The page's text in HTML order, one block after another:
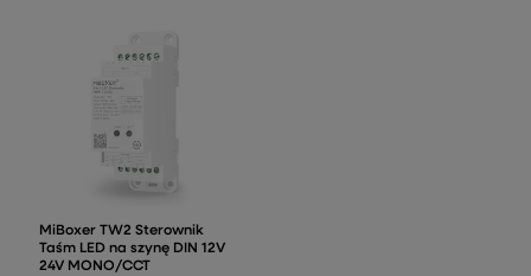
MiBoxer TW2 Sterownik
Taśm LED na szynę DIN 12V
24V MONO/CCT